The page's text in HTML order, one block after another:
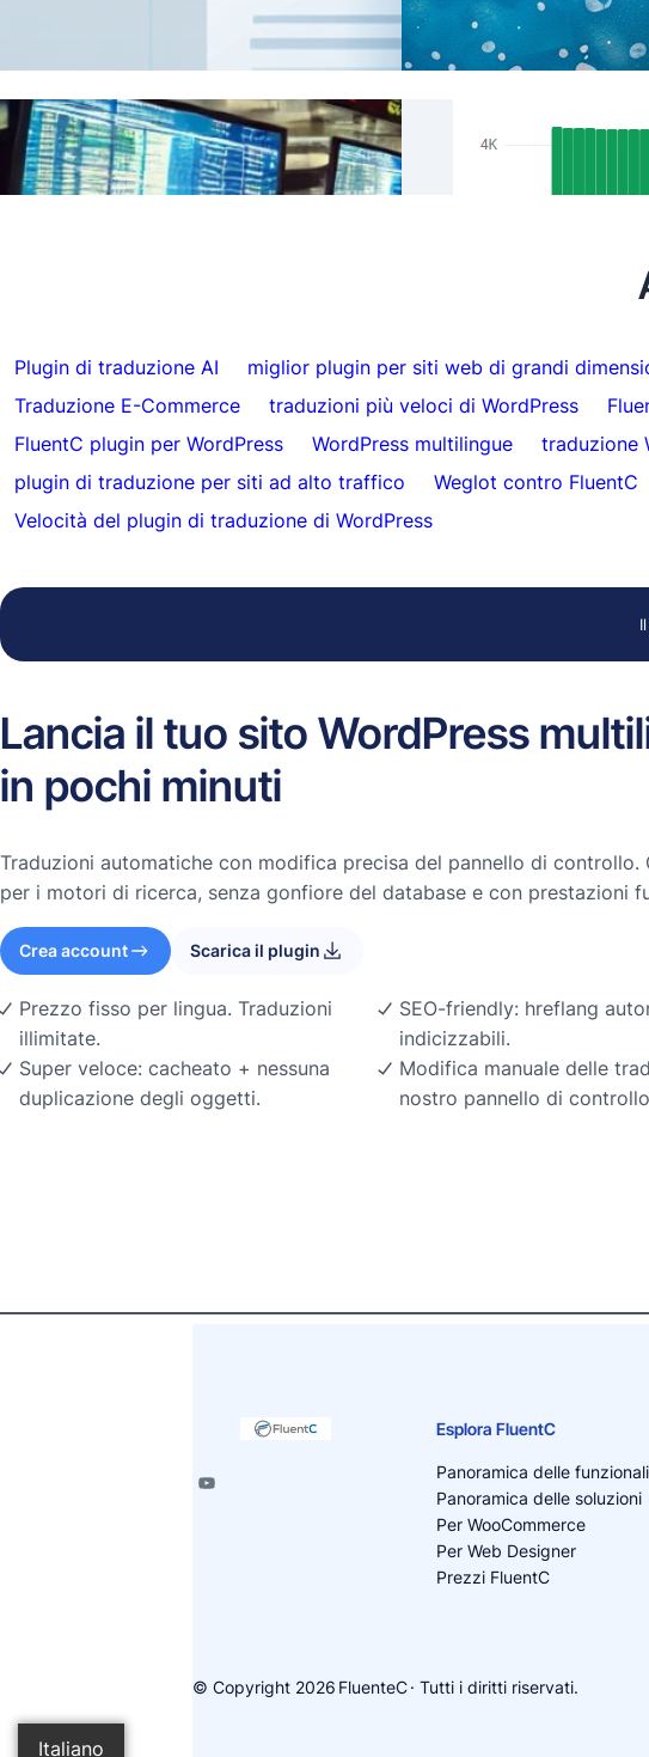
Come aggiungere un interruttore di lingua
Salta le traduzioni per contenuti specifici
con FluentC
Traduzioni AI
Risultati SEO reali:
Plugin di traduzione AI miglior plugin per siti web di grandi
Traduzione E-Commerce
traduzioni più veloci di WordPress
FluentC plugin per WordPress
WordPress multilingue traduzione
plugin di traduzione per siti ad alto traffico
Weglot contro FluentC
Velocità del plugin di traduzione di WordPress
Lancia il tuo sito WordPress
in pochi minuti
Traduzioni automatiche con modifica precisa del pannello di controllo.
per i motori di ricerca, senza gonfiore del database e con prestazioni
Crea account Scarica il plugin
Prezzo fisso per lingua. Traduzioni
illimitate.
Super veloce: cacheato + nessuna
duplicazione degli oggetti.
SEO-friendly: hreflang
indicizzabili.
Modifica manuale delle
nostro pannello di controllo
Esplora FluentC
Panoramica delle
Panoramica delle soluzioni
Per WooCommerce
Per Web Designer
Prezzi FluentC
© Copyright 2026 FluenteC· Tutti i diritti riservati.
Italiano